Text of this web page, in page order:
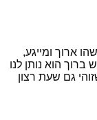
ארוך ומייגע,
הוא נותן לנו
גם שעת רצון